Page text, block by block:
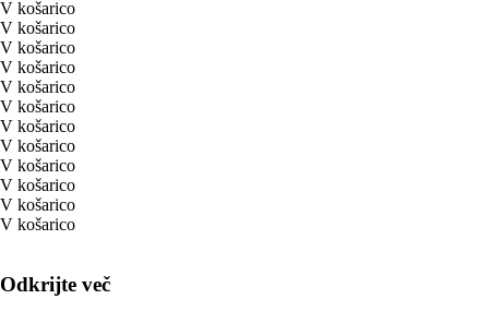
V košarico
V košarico
V košarico
V košarico
V košarico
V košarico
V košarico
V košarico
V košarico
V košarico
V košarico
V košarico
Odkrijte več